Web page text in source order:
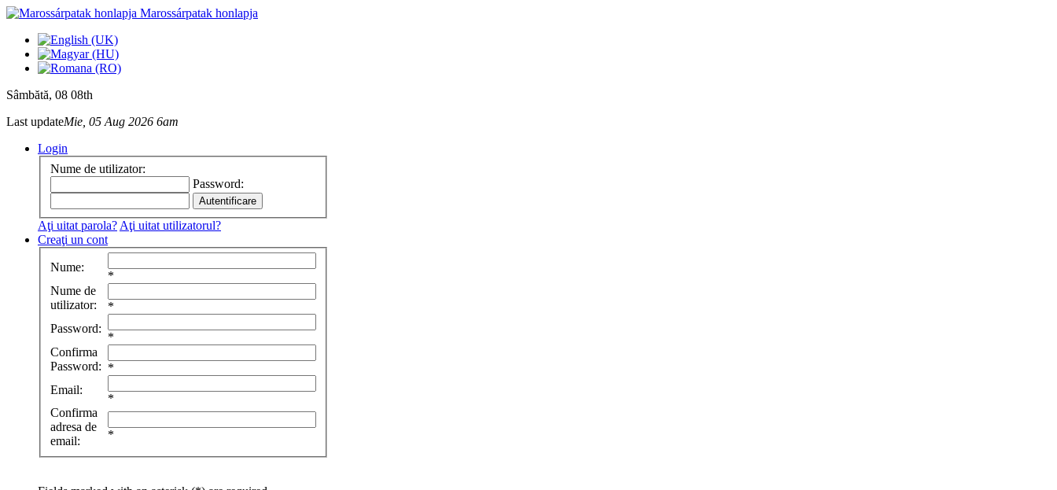
Marossárpatak honlapja
Sâmbătă, 08 08th
Last updateMie, 05 Aug 2026 6am
Login
Nume de utilizator:
Password:
Aţi uitat parola? Aţi uitat utilizatorul?
Creaţi un cont
Nume:
*
Nume de
utilizator:
*
Password:
*
Confirma
Password: *
Email:
*
Confirma
adresa de
email:
*